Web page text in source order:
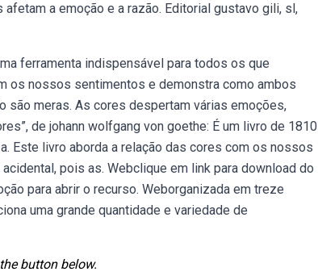
a emoção e a razão. Editorial gustavo gili, sl,
ferramenta indispensável para todos os que
os nossos sentimentos e demonstra como ambos
são meras. As cores despertam várias emoções,
de johann wolfgang von goethe: É um livro de 1810
Este livro aborda a relação das cores com os nossos
pois as. Webclique em link para download do
para abrir o recurso. Weborganizada em treze
uma grande quantidade e variedade de
button below.